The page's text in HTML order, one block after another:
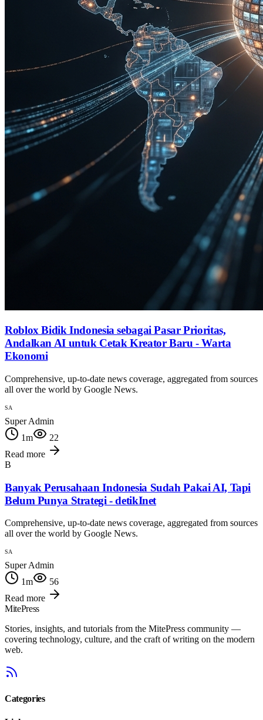
Roblox Bidik Indonesia sebagai Pasar Prioritas,
Andalkan AI untuk Cetak Kreator Baru - Warta
Ekonomi
Comprehensive, up-to-date news coverage, aggregated from sources
all over the world by Google News.
SA
Super Admin
1m
22
Read more
B
Banyak Perusahaan Indonesia Sudah Pakai AI, Tapi
Belum Punya Strategi - detikInet
Comprehensive, up-to-date news coverage, aggregated from sources
all over the world by Google News.
SA
Super Admin
1m
56
Read more
MitePress
Stories, insights, and tutorials from the MitePress community —
covering technology, culture, and the craft of writing on the modern
web.
Categories